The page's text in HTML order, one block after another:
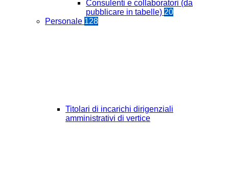
Consulenti e collaboratori (da
pubblicare in tabelle) 20
Personale 128
Titolari di incarichi dirigenziali
amministrativi di vertice